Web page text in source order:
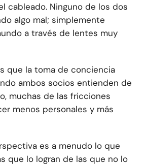
cableado. Ninguno de los dos
algo mal; simplemente
a través de lentes muy
que la toma de conciencia
ambos socios entienden de
muchas de las fricciones
menos personales y más
es a menudo lo que
que lo logran de las que no lo